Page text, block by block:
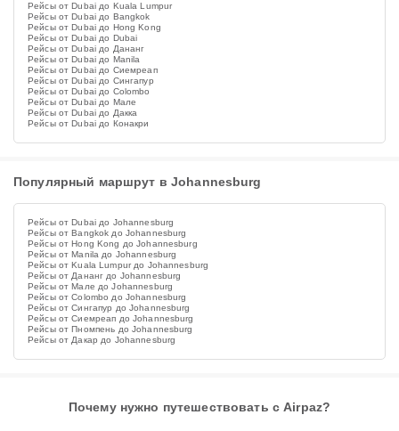
Рейсы от Dubai до Kuala Lumpur
Рейсы от Dubai до Bangkok
Рейсы от Dubai до Hong Kong
Рейсы от Dubai до Dubai
Рейсы от Dubai до Дананг
Рейсы от Dubai до Manila
Рейсы от Dubai до Сиемреап
Рейсы от Dubai до Сингапур
Рейсы от Dubai до Colombo
Рейсы от Dubai до Мале
Рейсы от Dubai до Дакка
Рейсы от Dubai до Конакри
Популярный маршрут в Johannesburg
Рейсы от Dubai до Johannesburg
Рейсы от Bangkok до Johannesburg
Рейсы от Hong Kong до Johannesburg
Рейсы от Manila до Johannesburg
Рейсы от Kuala Lumpur до Johannesburg
Рейсы от Дананг до Johannesburg
Рейсы от Мале до Johannesburg
Рейсы от Colombo до Johannesburg
Рейсы от Сингапур до Johannesburg
Рейсы от Сиемреап до Johannesburg
Рейсы от Пномпень до Johannesburg
Рейсы от Дакар до Johannesburg
Почему нужно путешествовать с Airpaz?